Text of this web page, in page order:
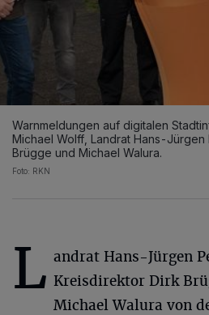
Warnmeldungen auf digitalen
Michael Wolff, Landrat Hans-
Brügge und Michael Walura.
Foto: RKN
L andrat Hans-Jürgen
Kreisdirektor Dirk
Michael Walura von